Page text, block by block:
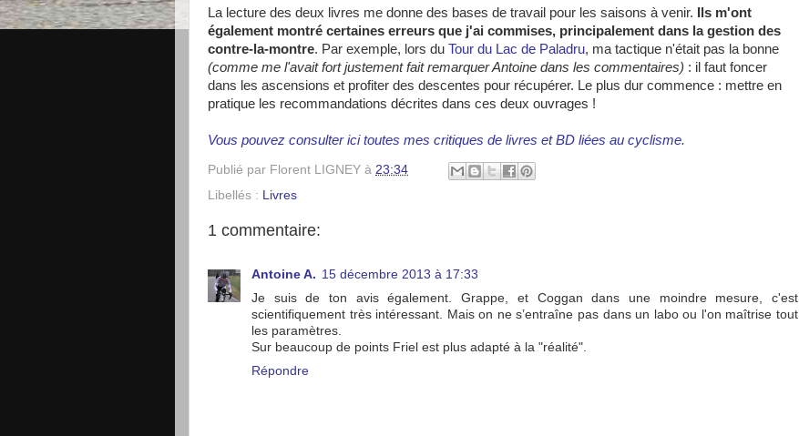
La lecture des deux livres me donne des bases de travail pour les saisons à venir.
Ils m'ont
également montré certaines erreurs que j'ai commises, principalement dans la gestion des
contre-la-montre. Par exemple, lors du Tour du Lac de Paladru, ma tactique n'était pas la bonne
(comme me l'avait fort justement fait remarquer Antoine dans les commentaires) : il faut foncer
dans les ascensions et profiter des descentes pour récupérer. Le plus dur commence : mettre en
pratique les recommandations décrites dans ces deux ouvrages !
Vous pouvez consulter ici toutes mes critiques de livres et BD liées au cyclisme.
Publié par Florent LIGNEY à 23:34
Libellés : Livres
1 commentaire:
Antoine A. 15 décembre 2013 à 17:33
Je suis de ton avis également. Grappe, et Coggan dans une moindre mesure, c'est
scientifiquement très intéressant. Mais on ne s’entraîne pas dans un labo ou l'on maîtrise tout
les paramètres.
Sur beaucoup de points Friel est plus adapté à la "réalité".
Répondre